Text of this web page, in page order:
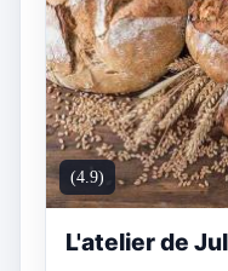
(4.9)
L'atelier de